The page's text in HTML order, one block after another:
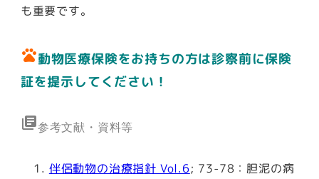
も重要です。
pets動物医療保険をお持ちの方は診察前に保険
証を提示してください！
library_books参考文献・資料等
伴侶動物の治療指針 Vol.6; 73-78：胆泥の病